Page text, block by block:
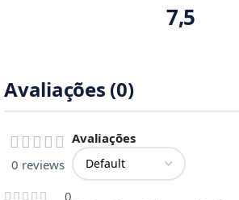
7,5
Avaliações (0)
0 reviews
0
Avaliações